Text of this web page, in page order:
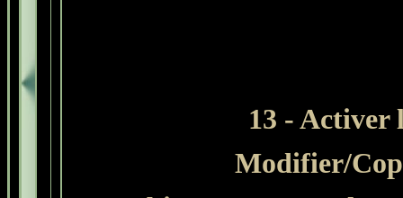
13 - Activer
Modifier/